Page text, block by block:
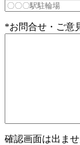
*お問合せ・ご意
確認画面は出ま